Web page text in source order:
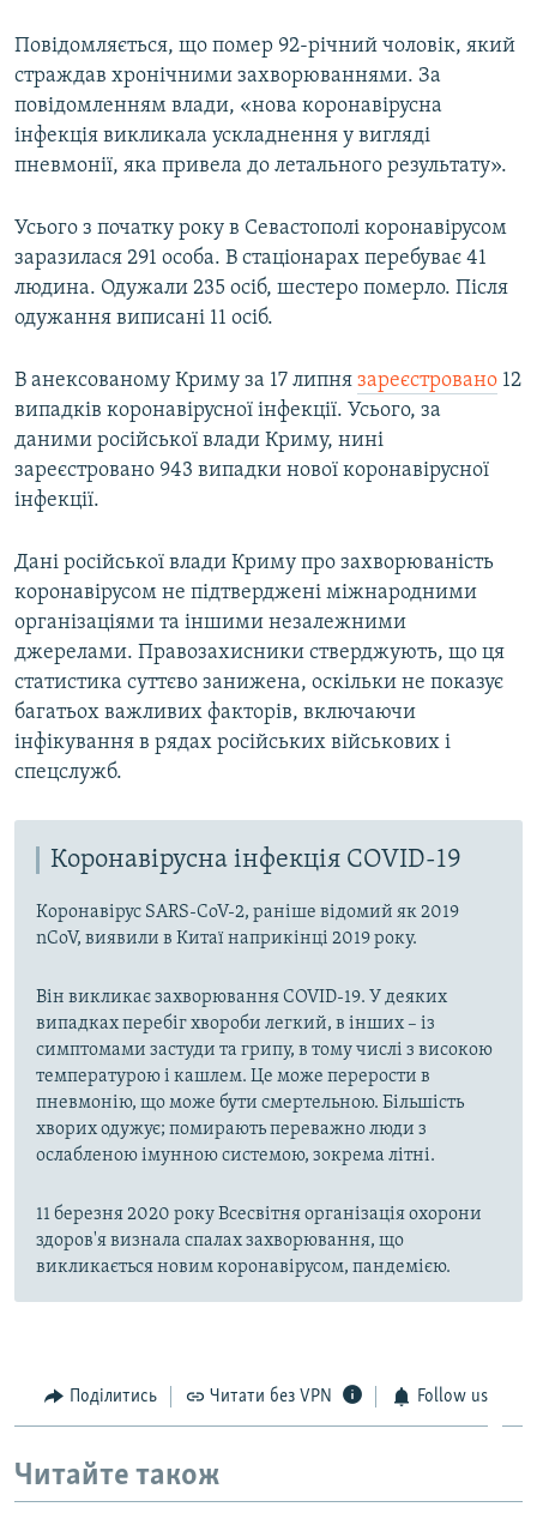
Повідомляється, що помер 92-річний чоловік, який
страждав хронічними захворюваннями. За
повідомленням влади, «нова коронавірусна
інфекція викликала ускладнення у вигляді
пневмонії, яка привела до летального результату».
Усього з початку року в Севастополі коронавірусом
заразилася 291 особа. В стаціонарах перебуває 41
людина. Одужали 235 осіб, шестеро померло. Після
одужання виписані 11 осіб.
В анексованому Криму за 17 липня зареєстровано 12
випадків коронавірусної інфекції. Усього, за
даними російської влади Криму, нині
зареєстровано 943 випадки нової коронавірусної
інфекції.
Дані російської влади Криму про захворюваність
коронавірусом не підтверджені міжнародними
організаціями та іншими незалежними
джерелами. Правозахисники стверджують, що ця
статистика суттєво занижена, оскільки не показує
багатьох важливих факторів, включаючи
інфікування в рядах російських військових і
спецслужб.
Коронавірусна інфекція COVID-19
Коронавірус SARS-CoV-2, раніше відомий як 2019
nCoV, виявили в Китаї наприкінці 2019 року.
Він викликає захворювання COVID-19. У деяких
випадках перебіг хвороби легкий, в інших – із
симптомами застуди та грипу, в тому числі з високою
температурою і кашлем. Це може перерости в
пневмонію, що може бути смертельною. Більшість
хворих одужує; помирають переважно люди з
ослабленою імунною системою, зокрема літні.
11 березня 2020 року Всесвітня організація охорони
здоров'я визнала спалах захворювання, що
викликається новим коронавірусом, пандемією.
Поділитись Читати без VPN Follow us
Читайте також